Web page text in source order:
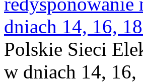
dniach 14, 16,
Polskie Sieci
w dniach 14, 16,